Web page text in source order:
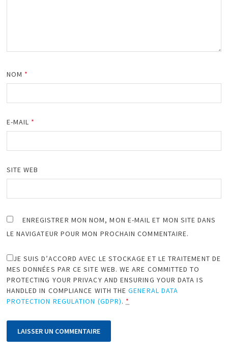
NOM *
E-MAIL *
SITE WEB
ENREGISTRER MON NOM, MON E-MAIL ET MON SITE DANS
LE NAVIGATEUR POUR MON PROCHAIN COMMENTAIRE.
JE SUIS D’ACCORD AVEC LE STOCKAGE ET LE TRAITEMENT DE
MES DONNÉES PAR CE SITE WEB. WE ARE COMMITTED TO
PROTECTING YOUR PRIVACY AND ENSURING YOUR DATA IS
HANDLED IN COMPLIANCE WITH THEGENERAL DATA
PROTECTION REGULATION (GDPR). *